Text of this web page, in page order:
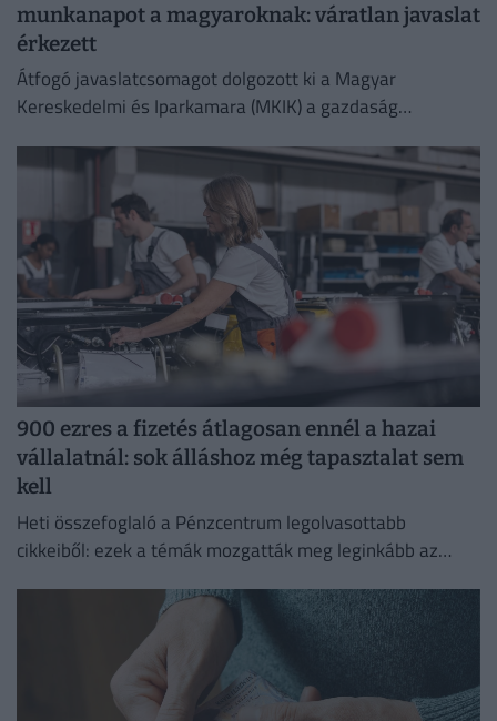
munkanapot a magyaroknak: váratlan javaslat
érkezett
Átfogó javaslatcsomagot dolgozott ki a Magyar
Kereskedelmi és Iparkamara (MKIK) a gazdaság
kezelése érdekében.
900 ezres a fizetés átlagosan ennél a hazai
vállalatnál: sok álláshoz még tapasztalat sem
kell
Heti összefoglaló a Pénzcentrum legolvasottabb
cikkeiből: ezek a témák mozgatták meg leginkább az